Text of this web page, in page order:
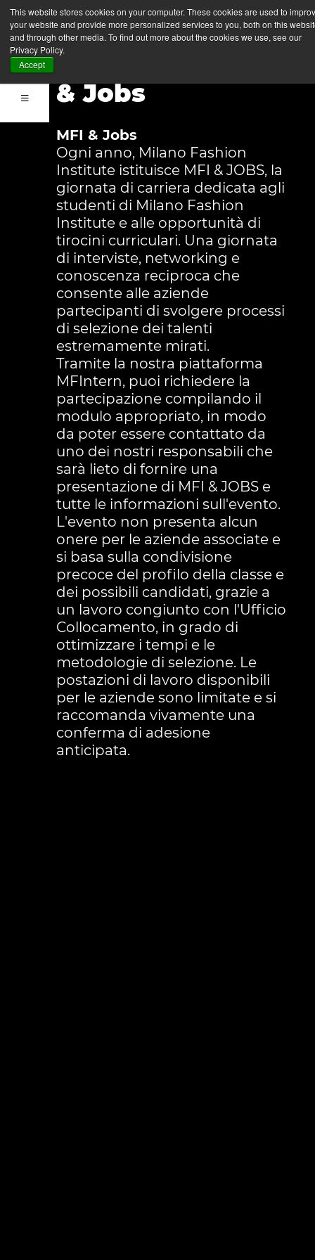
This website stores cookies on your computer. These cookies are used to
your website and provide more personalized services to you, both on this
and through other media. To find out more about the cookies we use, see our
Privacy Policy.
Accept
Registra la tua
azienda al
& Jobs
MFI & Jobs
Ogni anno, Milano Fashion
Institute istituisce MFI & JOBS, la
giornata di carriera dedicata agli
studenti di Milano Fashion
Institute e alle opportunità di
tirocini curriculari. Una giornata
di interviste, networking e
conoscenza reciproca che
consente alle aziende
partecipanti di svolgere processi
di selezione dei talenti
estremamente mirati.
Tramite la nostra piattaforma
MFIntern, puoi richiedere la
partecipazione compilando il
modulo appropriato, in modo
da poter essere contattato da
uno dei nostri responsabili che
sarà lieto di fornire una
presentazione di MFI & JOBS e
tutte le informazioni sull'evento.
L'evento non presenta alcun
onere per le aziende associate e
si basa sulla condivisione
precoce del profilo della classe e
dei possibili candidati, grazie a
un lavoro congiunto con l'Ufficio
Collocamento, in grado di
ottimizzare i tempi e le
metodologie di selezione. Le
postazioni di lavoro disponibili
per le aziende sono limitate e si
raccomanda vivamente una
conferma di adesione
anticipata.